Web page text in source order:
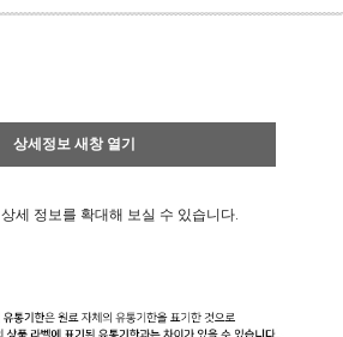
상세정보 새창 열기
상세 정보를 확대해 보실 수 있습니다.